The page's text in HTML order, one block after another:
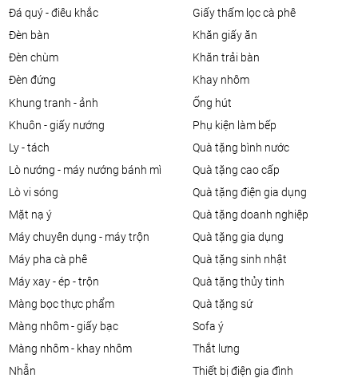
đá quý - điêu khắc
đèn bàn
đèn chùm
đèn đứng
giấy thấm lọc cà phê
khăn giấy ăn
khăn trải bàn
khay nhôm
khung tranh - ảnh
khuôn - giấy nướng
ly - tách
lò nướng - máy nướng bánh mì
lò vi sóng
mặt nạ ý
máy chuyên dụng - máy trộn
máy pha cà phê
máy xay - ép - trộn
màng bọc thực phẩm
màng nhôm - giấy bạc
màng nhôm - khay nhôm
nhẫn
ống hút
phụ kiện làm bếp
quà tặng bình nước
quà tặng cao cấp
quà tặng điện gia dụng
quà tặng doanh nghiệp
quà tặng gia dụng
quà tặng sinh nhật
quà tặng thủy tinh
quà tặng sứ
sofa ý
thắt lưng
thiết bị điện gia đình